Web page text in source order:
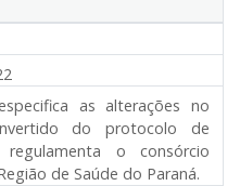
as alterações no
do protocolo de
o consórcio
de Saúde do Paraná.